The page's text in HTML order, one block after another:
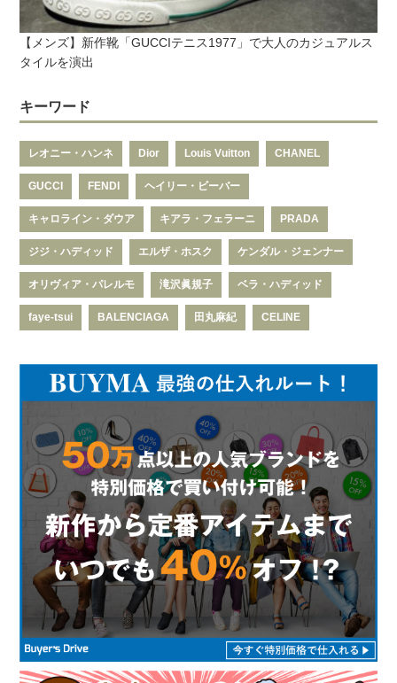
【メンズ】新作靴「GUCCIテニス1977」で大人のカジュアルス
タイルを演出
キーワード
レオニー・ハンネ Dior Louis Vuitton CHANEL
GUCCI FENDI ヘイリー・ビーバー
キャロライン・ダウア キアラ・フェラーニ PRADA
ジジ・ハディッド エルザ・ホスク ケンダル・ジェンナー
オリヴィア・パレルモ 滝沢眞規子 ベラ・ハディッド
faye-tsui BALENCIAGA 田丸麻紀 CELINE